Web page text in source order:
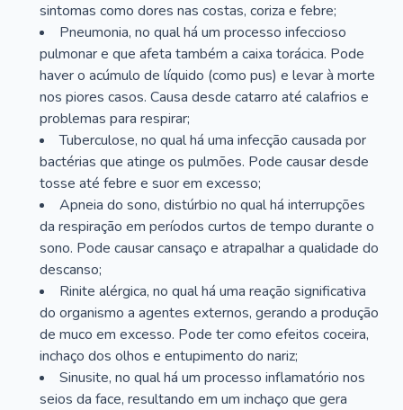
sintomas como dores nas costas, coriza e febre;
Pneumonia, no qual há um processo infeccioso
pulmonar e que afeta também a caixa torácica. Pode
haver o acúmulo de líquido (como pus) e levar à morte
nos piores casos. Causa desde catarro até calafrios e
problemas para respirar;
Tuberculose, no qual há uma infecção causada por
bactérias que atinge os pulmões. Pode causar desde
tosse até febre e suor em excesso;
Apneia do sono, distúrbio no qual há interrupções
da respiração em períodos curtos de tempo durante o
sono. Pode causar cansaço e atrapalhar a qualidade do
descanso;
Rinite alérgica, no qual há uma reação significativa
do organismo a agentes externos, gerando a produção
de muco em excesso. Pode ter como efeitos coceira,
inchaço dos olhos e entupimento do nariz;
Sinusite, no qual há um processo inflamatório nos
seios da face, resultando em um inchaço que gera